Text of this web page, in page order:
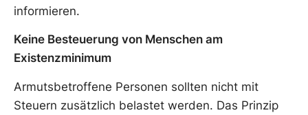
informieren.
Keine Besteuerung von Menschen am
Existenzminimum
Armutsbetroffene Personen sollten nicht mit
Steuern zusätzlich belastet werden. Das Prinzip